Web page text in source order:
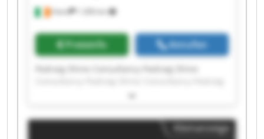
Irland 1.206 km
Preisinfo Anrufen
Padraig Shine Consultancy Padraig Shine
Shine Consultancy Padraig Shine Consultancy
Consultancy Padraig Shine Consultancy Padraig
Shine Consultancy Padraig Shine Consultancy
Kleinanzeige